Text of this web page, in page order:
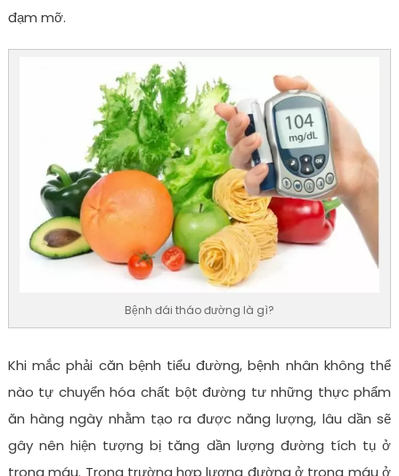
đạm mỡ.
Bệnh đái tháo đường là gì?
Khi mắc phải căn bệnh tiểu đường, bệnh nhân không thể
nào tự chuyển hóa chất bột đường tư những thực phẩm
ăn hàng ngày nhằm tạo ra được năng lượng, lâu dần sẽ
gây nên hiện tượng bị tăng dần lượng đường tích tụ ở
trong máu. Trong trường hợp lượng đường ở trong máu ở